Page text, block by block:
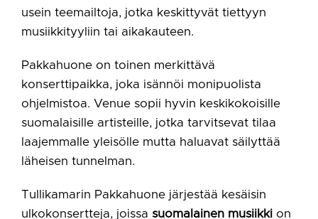
usein teemailtoja, jotka keskittyvät tiettyyn
musiikkityyliin tai aikakauteen.
Pakkahuone on toinen merkittävä
konserttipaikka, joka isännöi monipuolista
ohjelmistoa. Venue sopii hyvin keskikokoisille
suomalaisille artisteille, jotka tarvitsevat tilaa
laajemmalle yleisölle mutta haluavat säilyttää
läheisen tunnelman.
Tullikamarin Pakkahuone järjestää kesäisin
ulkokonsertteja, joissa suomalainen musiikki on